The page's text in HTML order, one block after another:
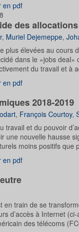
en pdf
des
, Muriel Dejemeppe,
plus élevées au cours
dans le «jobs
du travail et à
en pdf
2018-2019
, François Courtoy,
travail et du pouvoir
une nouvelle hausse
moins positifs que
en pdf
en train de se
d’accès à Internet
des télécoms